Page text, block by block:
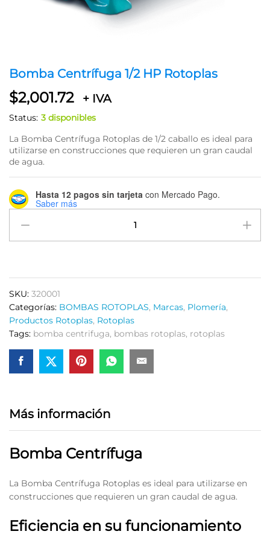
Bomba Centrífuga 1/2 HP Rotoplas
$2,001.72 + IVA
Status: 3 disponibles
La Bomba Centrífuga Rotoplas de 1/2 caballo es ideal para
utilizarse en construcciones que requieren un gran caudal
de agua.
Hasta 12 pagos sin tarjeta con Mercado Pago.
Saber más
Centrífuga
1/2
quantity
SKU: 320001
Categorías: BOMBAS ROTOPLAS, Marcas, Plomería,
Productos Rotoplas, Rotoplas
Tags: bomba centrifuga, bombas rotoplas, rotoplas
Más información
Bomba Centrífuga
La Bomba Centrífuga Rotoplas es ideal para utilizarse en
construcciones que requieren un gran caudal de agua.
Eficiencia en su funcionamiento